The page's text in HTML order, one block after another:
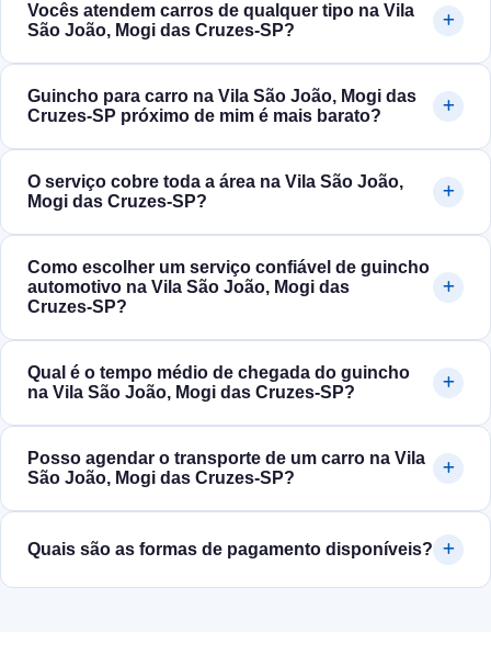
Vocês atendem carros de qualquer tipo na Vila
São João, Mogi das Cruzes‑SP?
Guincho para carro na Vila São João, Mogi das
Cruzes‑SP próximo de mim é mais barato?
O serviço cobre toda a área na Vila São João,
Mogi das Cruzes‑SP?
Como escolher um serviço confiável de guincho
automotivo na Vila São João, Mogi das
Cruzes‑SP?
Qual é o tempo médio de chegada do guincho
na Vila São João, Mogi das Cruzes‑SP?
Posso agendar o transporte de um carro na Vila
São João, Mogi das Cruzes‑SP?
Quais são as formas de pagamento disponíveis?